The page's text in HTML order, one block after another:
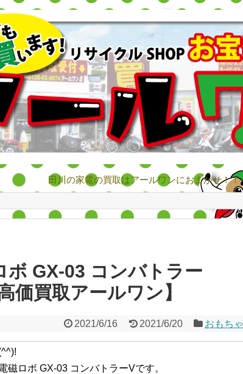
田川の家電の買取はアールワンにおまかせ！！
ボ GX-03 コンバトラー
価買取アールワン】
2021/6/16 2021/6/20 おもちゃ
ロボ GX-03 コンバトラーVです。